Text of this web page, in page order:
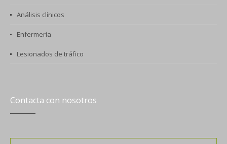
Análisis clínicos
Enfermería
Lesionados de tráfico
Contacta con nosotros